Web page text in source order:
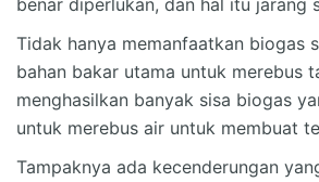
Tidak hanya memanfaatkan biogas
bahan bakar utama untuk merebus
menghasilkan banyak sisa biogas
untuk merebus air untuk membuat
Tampaknya ada kecenderungan